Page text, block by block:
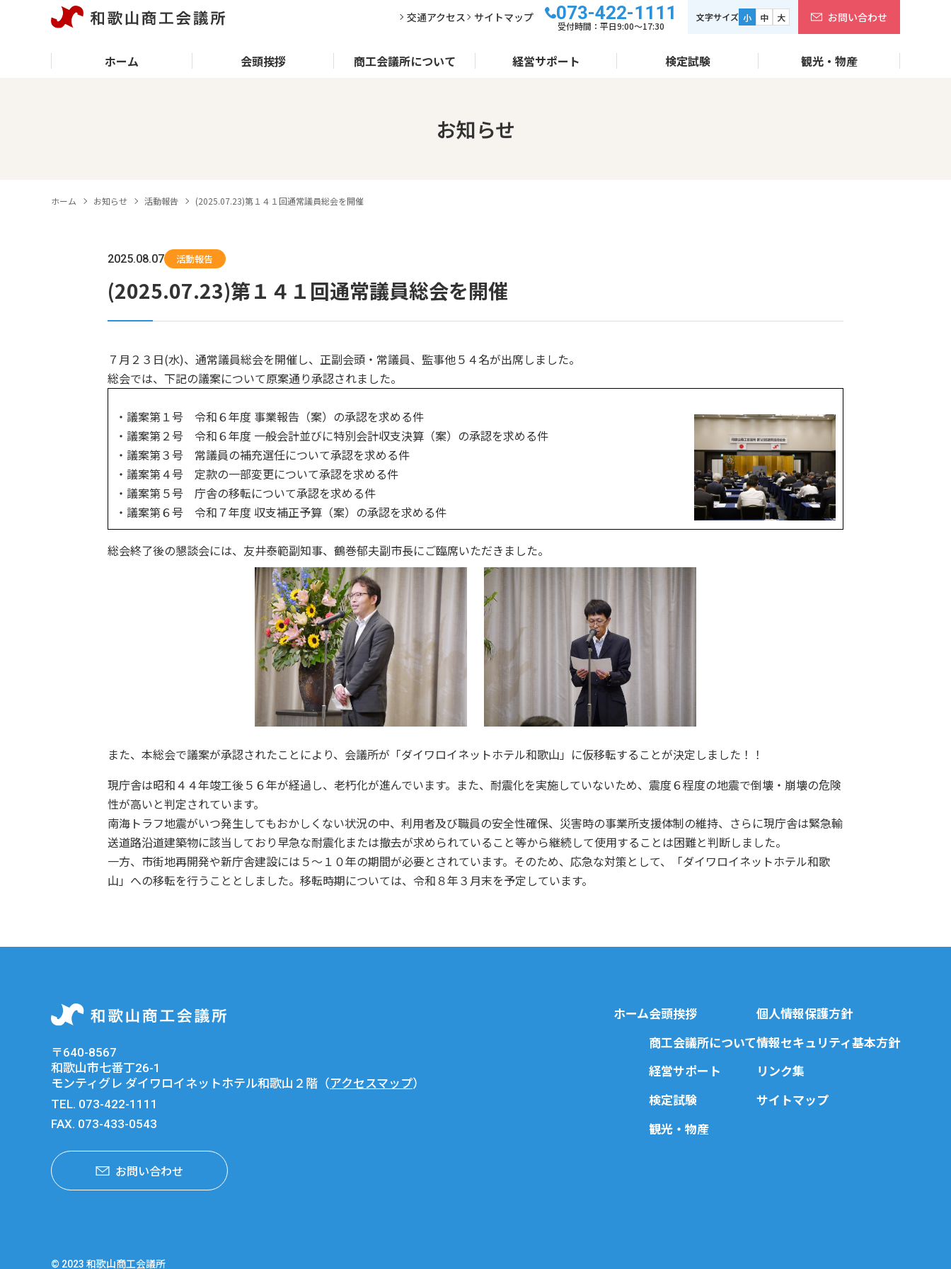
交通アクセス サイトマップ 073-422-1111
受付時間：平日9:00～17:30
文字サイズ 小 中 大 お問い合わせ
ホーム 会頭挨拶 商工会議所について 経営サポート 検定試験 観光・物産
お知らせ
ホーム お知らせ 活動報告 (2025.07.23)第１４１回通常議員総会を開催
2025.08.07 活動報告
(2025.07.23)第１４１回通常議員総会を開催
７月２３日(水)、通常議員総会を開催し、正副会頭・常議員、監事他５４名が出席しました。
総会では、下記の議案について原案通り承認されました。
・議案第１号 令和６年度 事業報告（案）の承認を求める件
・議案第２号 令和６年度 一般会計並びに特別会計収支決算（案）の承認を求める件
・議案第３号 常議員の補充選任について承認を求める件
・議案第４号 定款の一部変更について承認を求める件
・議案第５号 庁舎の移転について承認を求める件
・議案第６号 令和７年度 収支補正予算（案）の承認を求める件
総会終了後の懇談会には、友井泰範副知事、鶴巻郁夫副市長にご臨席いただきました。
また、本総会で議案が承認されたことにより、会議所が「ダイワロイネットホテル和歌山」に仮移転することが決定しました！！
現庁舎は昭和４４年竣工後５６年が経過し、老朽化が進んでいます。また、耐震化を実施していないため、震度６程度の地震で倒壊・崩壊の危険
性が高いと判定されています。
南海トラフ地震がいつ発生してもおかしくない状況の中、利用者及び職員の安全性確保、災害時の事業所支援体制の維持、さらに現庁舎は緊急輸
送道路沿道建築物に該当しており早急な耐震化または撤去が求められていること等から継続して使用することは困難と判断しました。
一方、市街地再開発や新庁舎建設には５～１０年の期間が必要とされています。そのため、応急な対策として、「ダイワロイネットホテル和歌
山」への移転を行うこととしました。移転時期については、令和８年３月末を予定しています。
〒640-8567
和歌山市七番丁26-1
モンティグレ ダイワロイネットホテル和歌山２階 （アクセスマップ）
TEL. 073-422-1111
FAX. 073-433-0543
お問い合わせ
ホーム会頭挨拶
商工会議所について
経営サポート
検定試験
観光・物産
個人情報保護方針
情報セキュリティ基本方針
リンク集
サイトマップ
© 2023 和歌山商工会議所